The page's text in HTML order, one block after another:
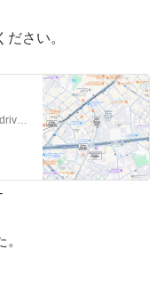
さい。
Find local businesses, view maps and get driving directions in Google Maps.